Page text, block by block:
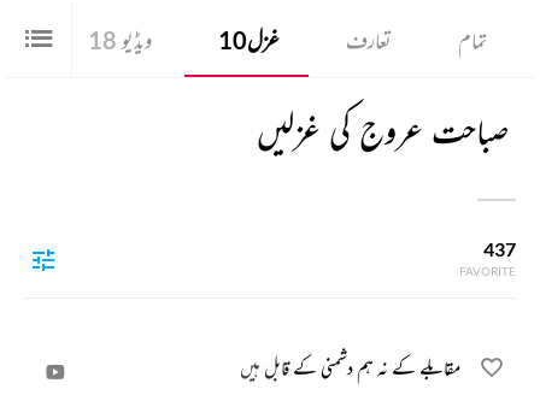
تمام تعارف غزل10 ویڈیو 18
صباحت عروج کی غزلیں
437
FAVORITE
مقابلے کے نہ ہم دشمنی کے قابل ہیں